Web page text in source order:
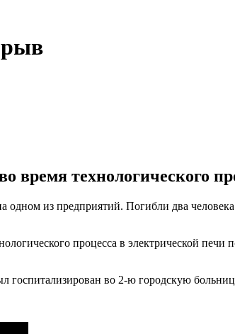
время технологического
одном из предприятий. Погибли два
процесса в электрической
госпитализирован во 2-ю городскую